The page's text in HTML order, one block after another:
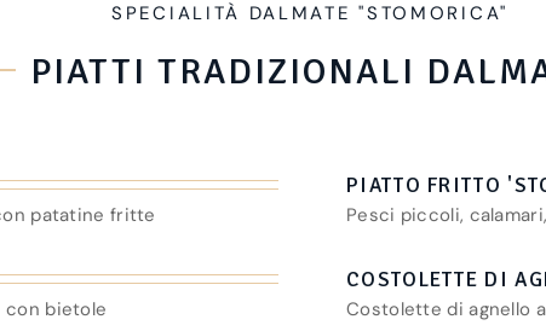
SPECIALITÀ DALMATE "STOMORICA"
PIATTI TRADIZIONALI
patatine fritte
con bietole
PIATTO FRITTO
Pesci piccoli,
COSTOLETTE DI
Costolette di agnello